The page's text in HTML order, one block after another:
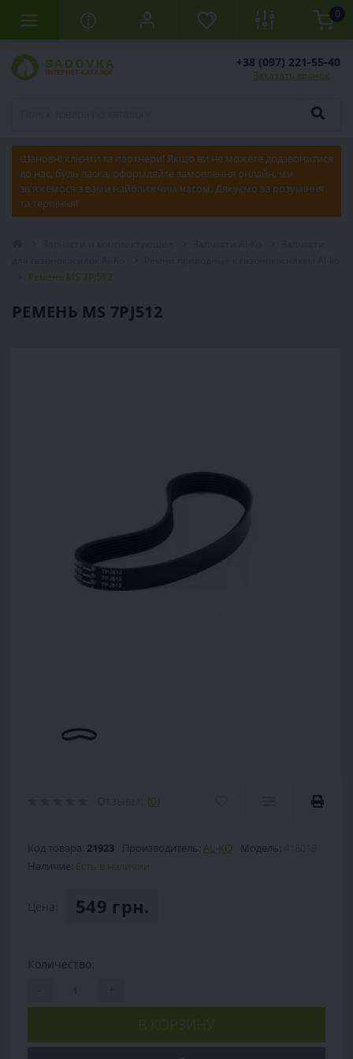
0
+38 (097) 221-55-40
Заказать звонок
Шановні клієнти та партнери! Якщо ви не можете додзвонитися
до нас, будь ласка, оформляйте замовлення онлайн, ми
зв'яжемося з вами найближчим часом. Дякуємо за розуміння
та терпіння!
Ремень MS 7PJ512
РЕМЕНЬ MS 7PJ512
(0)
Код товара: 21923 Производитель: AL-KO Модель:
Наличие: Есть в наличии
549 грн.
Количество:
В КОРЗИНУ